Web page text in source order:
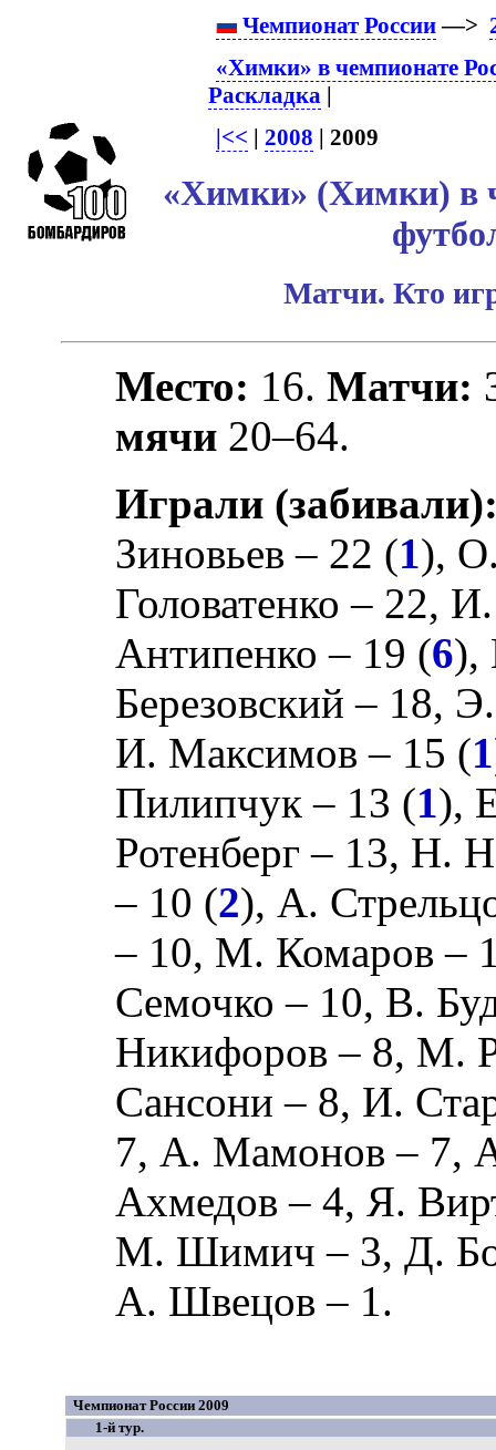
Чемпионат России—>
«Химки» в чемпионате
Раскладка |
|<< | 2008 | 2009
«Химки» (Химки) в
Матчи. Кто
Место: 16.Матчи:
мячи 20–64.
Играли
Зиновьев – 22 (1),
Головатенко – 22, И.
Антипенко – 19 (6),
Березовский – 18,
И. Максимов – 15 (1
Пилипчук – 13 (1),
Ротенберг – 13, Н.
– 10 (2), А.
– 10, М. Комаров –
Семочко – 10, В.
Никифоров – 8, М.
Сансони – 8, И.
7, А. Мамонов – 7,
Ахмедов – 4, Я.
М. Шимич – 3,Д.
А. Швецов – 1.
Чемпионат России 2009
1-й тур.